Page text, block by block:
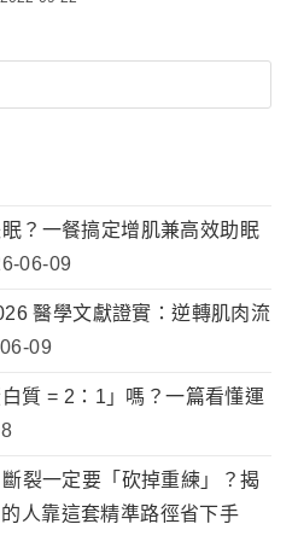
？一餐搞定增肌兼高效助眠
06-09
醫學文獻證實：逆轉肌肉流
09
質 = 2：1」嗎？一篇看懂運
裂一定要「砍掉重練」？揭
人靠這套精準路徑省下手